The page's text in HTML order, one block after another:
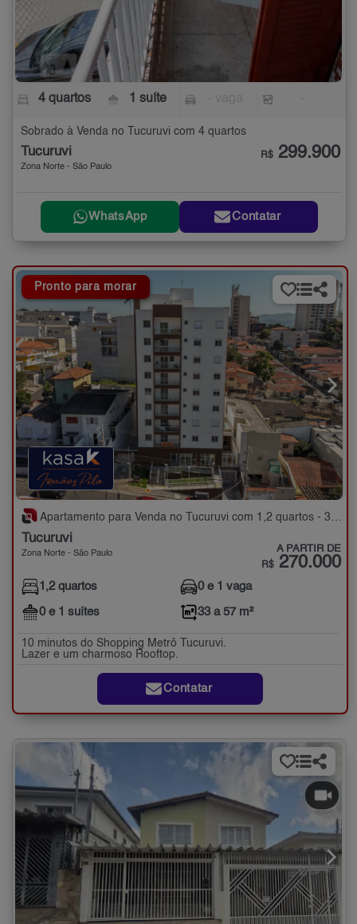
4 quartos 1 suíte
Sobrado à Venda no Tucuruvi com 4 quartos
Tucuruvi
Zona Norte - São Paulo
R$ 299.900
WhatsApp Contatar
Pronto para morar
Apartamento para Venda no Tucuruvi com 1,2 quartos - 33 a 57 m²
Tucuruvi
Zona Norte - São Paulo A PARTIR DE
R$ 270.000
1,2 quartos
0 e 1 suítes
0 e 1 vaga
33 a 57 m²
10 minutos do Shopping Metrô Tucuruvi.
Lazer e um charmoso Rooftop.
Contatar